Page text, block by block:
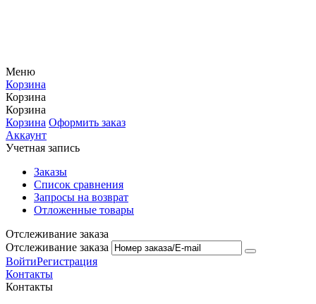
Меню
Корзина
Корзина
Корзина
Корзина Оформить заказ
Аккаунт
Учетная запись
Заказы
Список сравнения
Запросы на возврат
Отложенные товары
Отслеживание заказа
Отслеживание заказа
ВойтиРегистрация
Контакты
Контакты